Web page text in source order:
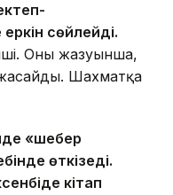
сөйлейді.
Оның жазуынша,
Шахматқа
«шебер
өткізеді.
кітап